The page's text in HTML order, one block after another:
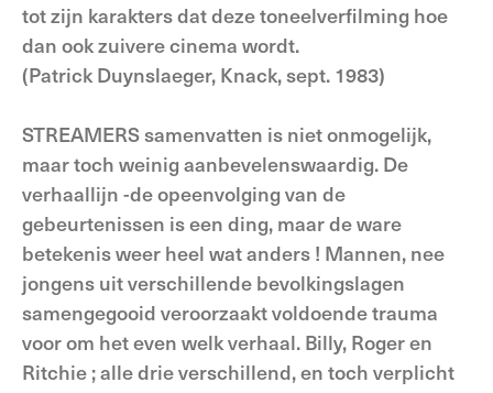
tot zijn karakters dat deze toneelverfilming hoe
dan ook zuivere cinema wordt.
(Patrick Duynslaeger, Knack, sept. 1983)
STREAMERS samenvatten is niet onmogelijk,
maar toch weinig aanbevelenswaardig. De
verhaallijn -de opeenvolging van de
gebeurtenissen is een ding, maar de ware
betekenis weer heel wat anders ! Mannen, nee
jongens uit verschillende bevolkingslagen
samengegooid veroorzaakt voldoende trauma
voor om het even welk verhaal. Billy, Roger en
Ritchie ; alle drie verschillend, en toch verplicht